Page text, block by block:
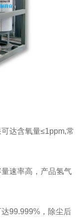
达含氧量≤1ppm,常
速率高，产品氢气
99.999%，除尘后